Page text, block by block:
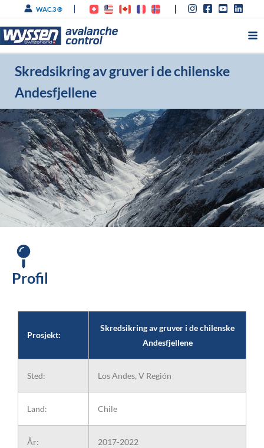
til
innholdet
WAC.3 ®
Skredsikring av gruver i de chilenske
Andesfjellene
Høyestliggende Wyssen-
skredtårn
Profil
Prosjekt:
Skredsikring av gruver i de chilenske
Andesfjellene
Sted: Los Andes, V Región
Land: Chile
År: 2017-2022